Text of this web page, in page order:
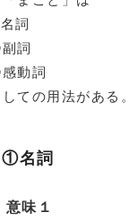
詞
詞
動詞
しての用法がある。
①名詞
意味１